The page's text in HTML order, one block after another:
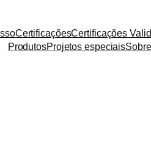
CertificaçõesCertificações
ProdutosProjetos especiaisSobre